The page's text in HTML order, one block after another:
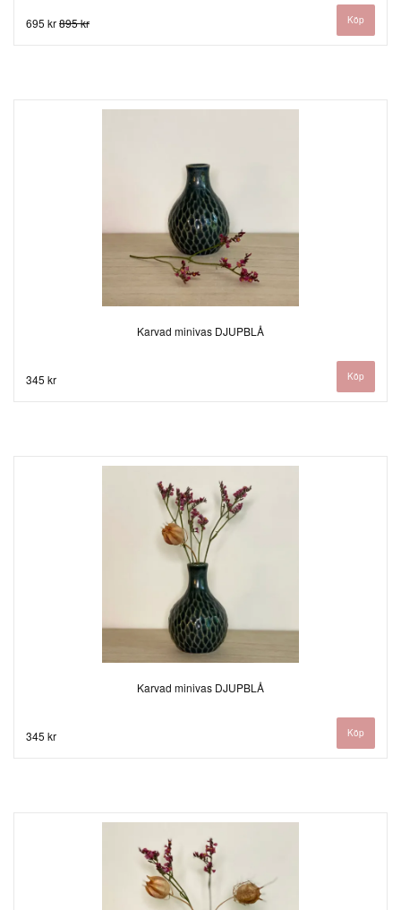
695 kr895 kr
Karvad minivas DJUPBLÅ
345 kr
Karvad minivas DJUPBLÅ
345 kr